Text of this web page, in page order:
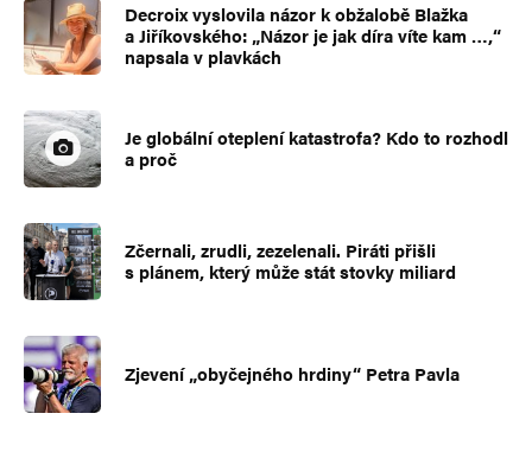
Decroix vyslovila názor k obžalobě Blažka
a Jiříkovského: „Názor je jak díra víte kam …,“
napsala v plavkách
Je globální oteplení katastrofa? Kdo to rozhodl
a proč
Zčernali, zrudli, zezelenali. Piráti přišli
s plánem, který může stát stovky miliard
Zjevení „obyčejného hrdiny“ Petra Pavla